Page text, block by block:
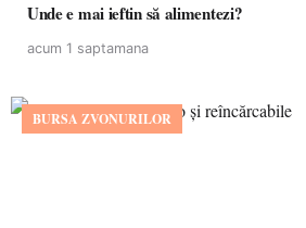
Unde e mai ieftin să alimentezi?
acum 1 saptamana
BURSA ZVONURILOR